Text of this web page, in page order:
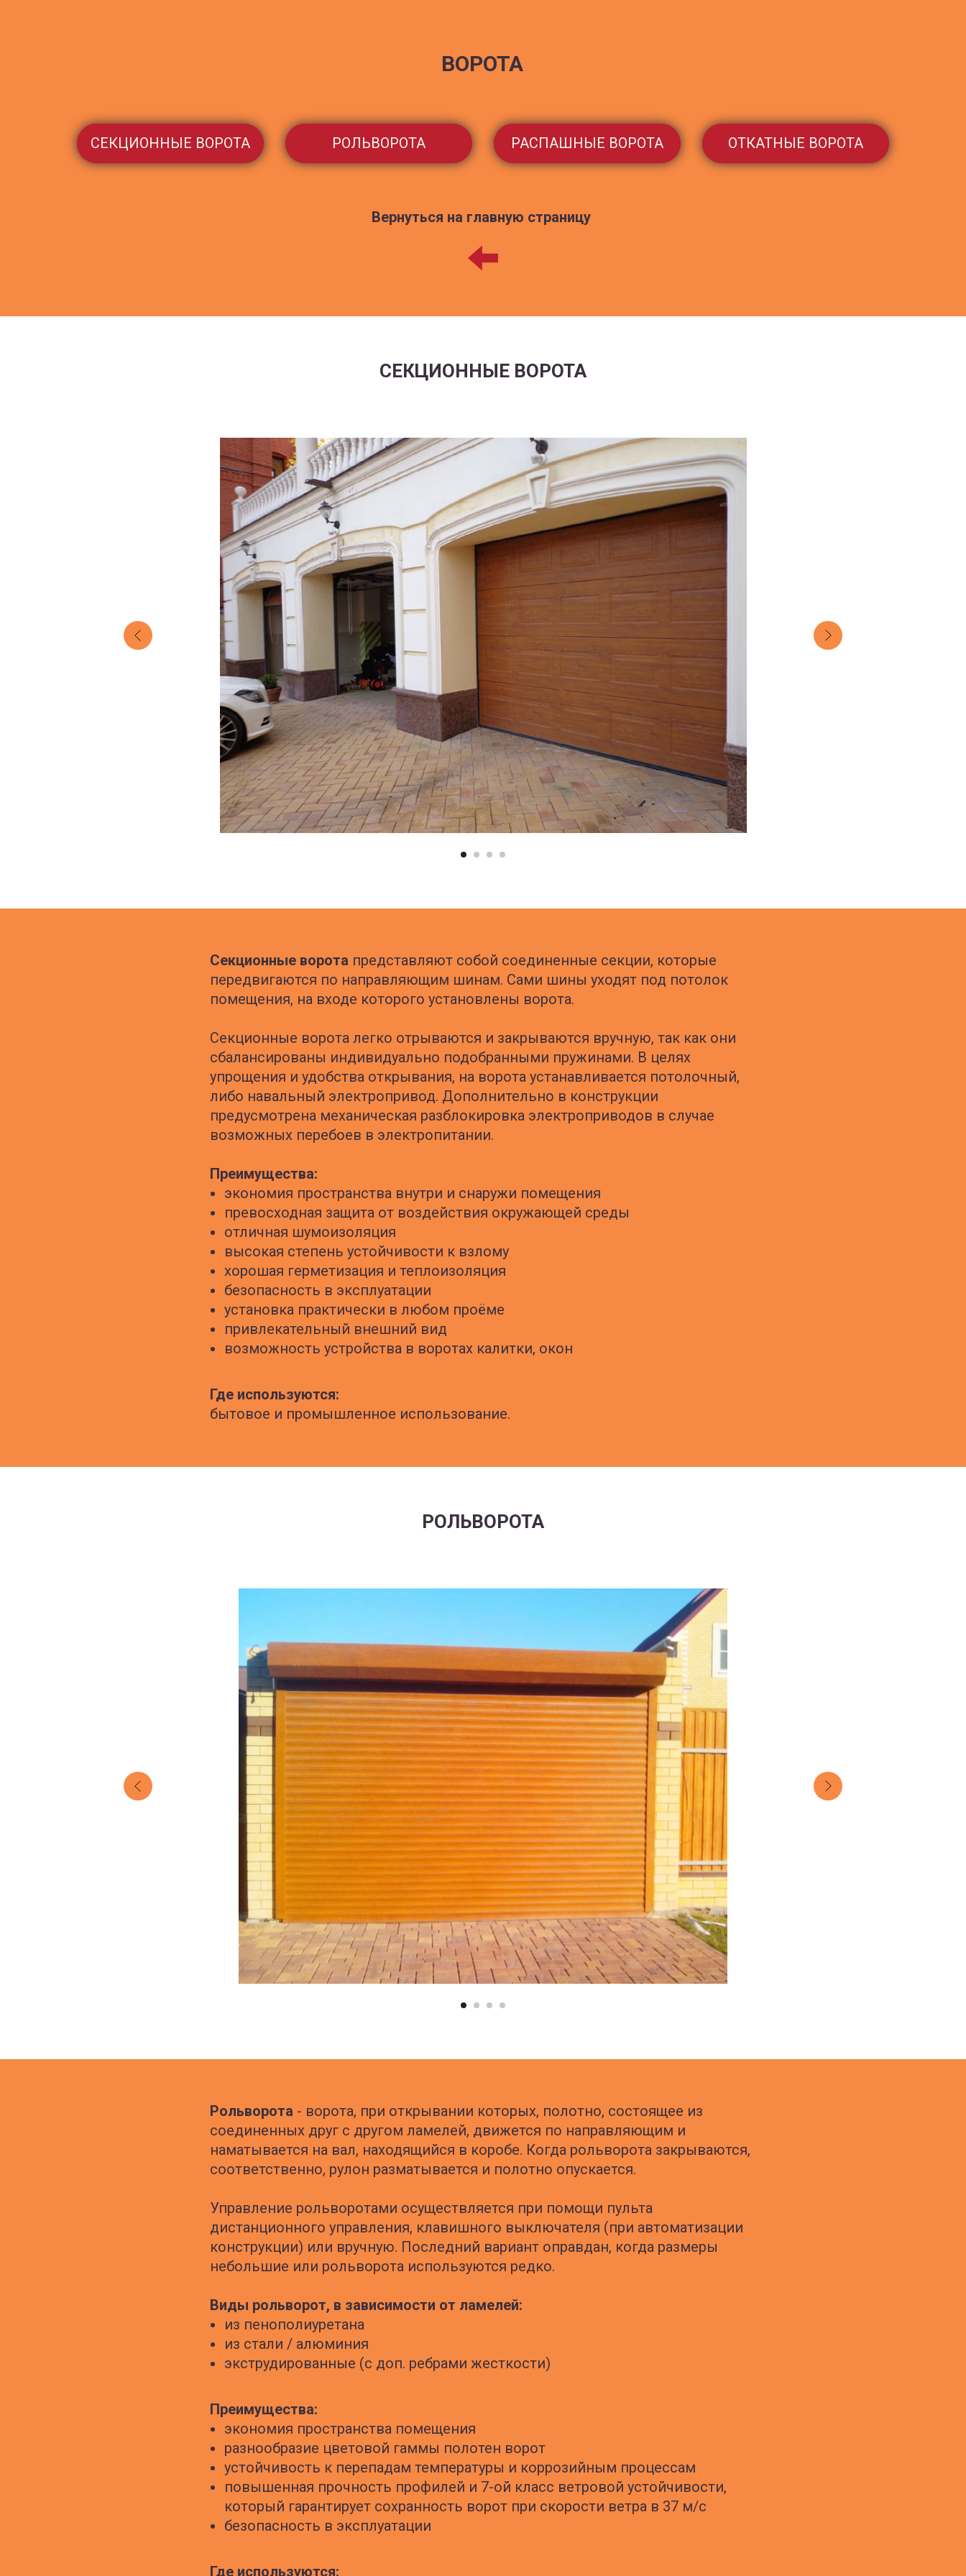
ВОРОТА
СЕКЦИОННЫЕ ВОРОТА РОЛЬВОРОТА РАСПАШНЫЕ ВОРОТА ОТКАТНЫЕ ВОРОТА
Вернуться на главную страницу
СЕКЦИОННЫЕ ВОРОТА
Секционные ворота представляют собой соединенные секции, которые
передвигаются по направляющим шинам. Сами шины уходят под потолок
помещения, на входе которого установлены ворота.
Секционные ворота легко отрываются и закрываются вручную, так как они
сбалансированы индивидуально подобранными пружинами. В целях
упрощения и удобства открывания, на ворота устанавливается потолочный,
либо навальный электропривод. Дополнительно в конструкции
предусмотрена механическая разблокировка электроприводов в случае
возможных перебоев в электропитании.
Преимущества:
экономия пространства внутри и снаружи помещения
превосходная защита от воздействия окружающей среды
отличная шумоизоляция
высокая степень устойчивости к взлому
хорошая герметизация и теплоизоляция
безопасность в эксплуатации
установка практически в любом проёме
привлекательный внешний вид
возможность устройства в воротах калитки, окон
Где используются:
бытовое и промышленное использование.
РОЛЬВОРОТА
Рольворота - ворота, при открывании которых, полотно, состоящее из
соединенных друг с другом ламелей, движется по направляющим и
наматывается на вал, находящийся в коробе. Когда рольворота закрываются,
соответственно, рулон разматывается и полотно опускается.
Управление рольворотами осуществляется при помощи пульта
дистанционного управления, клавишного выключателя (при автоматизации
конструкции) или вручную. Последний вариант оправдан, когда размеры
небольшие или рольворота используются редко.
Виды рольворот, в зависимости от ламелей:
из пенополиуретана
из стали / алюминия
экструдированные (с доп. ребрами жесткости)
Преимущества:
экономия пространства помещения
разнообразие цветовой гаммы полотен ворот
устойчивость к перепадам температуры и коррозийным процессам
повышенная прочность профилей и 7-ой класс ветровой устойчивости,
который гарантирует сохранность ворот при скорости ветра в 37 м/с
безопасность в эксплуатации
Где используются: